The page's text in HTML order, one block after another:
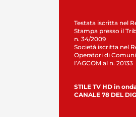
Testata iscritta nel
Stampa presso il
n. 34/2009
Società iscritta nel
Operatori di
l’AGCOM al n. 20133
STILE TV HD in
CANALE 78 DEL